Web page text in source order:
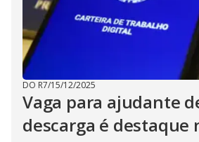
DO R7/15/12/2025
Vaga para ajudante
descarga é destaque